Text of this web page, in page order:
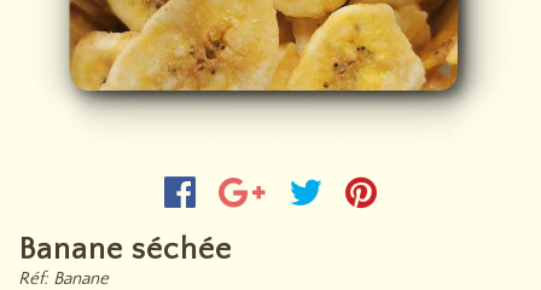
Banane séchée
Réf: Banane